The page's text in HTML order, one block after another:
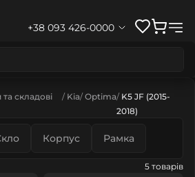
+38 093 426-0000
складові
Kia Optima K5 JF (2015-
2018)
Корпус Рамка
5 товарів